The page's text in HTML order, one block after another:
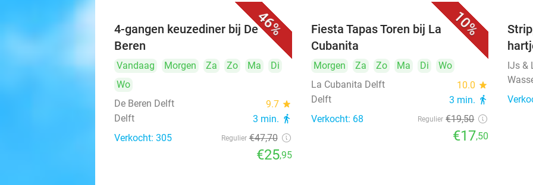
46%
4-gangen keuzediner bij De
Beren
Vandaag Morgen Za Zo Ma
Di
Wo
De Beren Delft
9.7 star
Delft 3 min. directions_walk
Verkocht: 305 Regulier €47,70
€25,95
10%
Fiesta Tapas Toren bij La
Cubanita
Morgen Za Zo Ma Di
Wo
La Cubanita Delft
10.0 star
Delft 3 min. directions_walk
Verkocht: 68 Regulier €19,50
€17,50
IJs &